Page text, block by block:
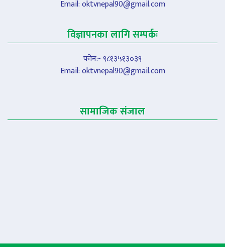
Email:oktvnepal90@gmail.com
विज्ञापनका लागि सम्पर्कः
फोन:- ९८१३५१३०३९
Email:oktvnepal90@gmail.com
सामाजिक संजाल